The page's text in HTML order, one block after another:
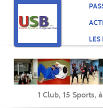
LES
1 Club, 15 Sports,
Panneau de gestion des